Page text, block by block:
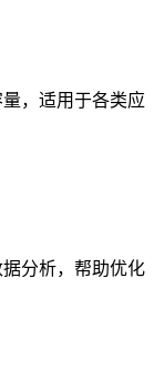
，适用于各类应
分析，帮助优化